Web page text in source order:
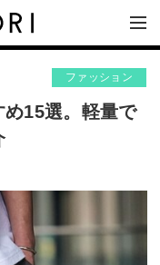
ファッション
15選。軽量で